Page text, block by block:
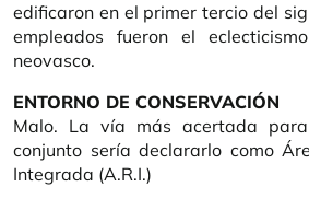
edificaron en el primer tercio del
empleados fueron el
neovasco.
ENTORNO DE CONSERVACIÓN
Malo. La vía más acertada
conjunto sería declararlo como
Integrada (A.R.I.)